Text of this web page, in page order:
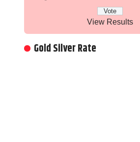
View Results
Gold Silver Rate